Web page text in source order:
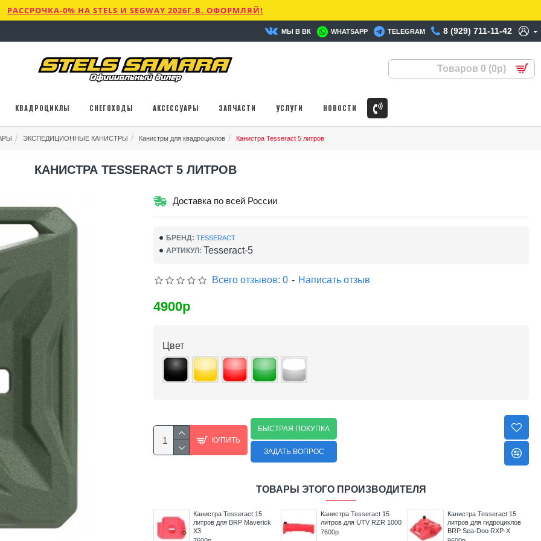
РАССРОЧКА-0% НА STELS И SEGWAY 2026Г.В. ОФОРМЛЯЙ!
МЫ В ВК WHATSAPP TELEGRAM 8 (929) 711-11-42
Товаров 0 (0р)
КВАДРОЦИКЛЫ СНЕГОХОДЫ АКСЕССУАРЫ ЗАПЧАСТИ УСЛУГИ НОВОСТИ
ЭКСПЕДИЦИОННЫЕ КАНИСТРЫ Канистры для квадроциклов Канистра Tesseract 5 литров
КАНИСТРА TESSERACT 5 ЛИТРОВ
Доставка по всей России
БРЕНД: TESSERACT
АРТИКУЛ: Tesseract-5
Всего отзывов: 0 - Написать отзыв
4900р
Цвет
КУПИТЬ
БЫСТРАЯ ПОКУПКА
ЗАДАТЬ ВОПРОС
ТОВАРЫ ЭТОГО ПРОИЗВОДИТЕЛЯ
Канистра Tesseract 15
литров для ATV
Канистра Tesseract 15
литров для BRP Maverick
X3
Канистра Tesseract 15
литров для UTV RZR 1000
7600р
Канистра Tesseract 15
литров для гидроциклов
BRP Sea-Doo RXP-X